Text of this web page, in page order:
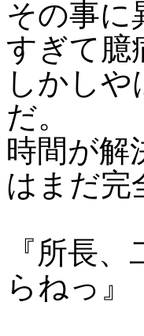
その事に
すぎて臆
しかし
だ。
時間が解
はまだ完
『所長
らねっ』